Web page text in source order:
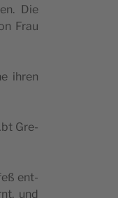
Die
Frau
ihren
Gre­
ent­
und